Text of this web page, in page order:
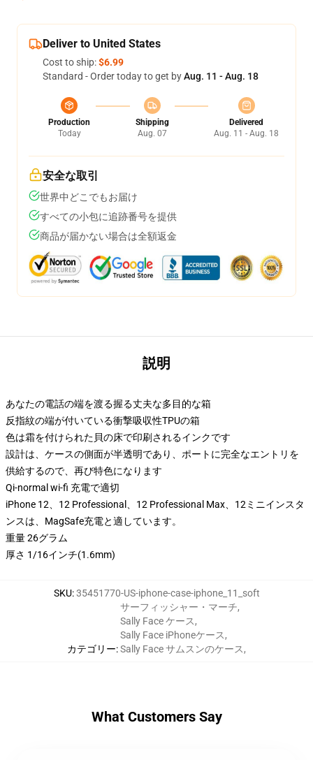
Deliver to United States
Cost to ship:$6.99
Standard - Order today to get byAug. 11 - Aug. 18
Production
Today
Shipping
Aug. 07
Delivered
Aug. 11 - Aug. 18
安全な取引
世界中どこでもお届け
すべての小包に追跡番号を提供
商品が届かない場合は全額返金
説明
あなたの電話の端を渡る握る丈夫な多目的な箱
反指紋の端が付いている衝撃吸収性TPUの箱
色は霜を付けられた貝の床で印刷されるインクです
設計は、ケースの側面が半透明であり、ポートに完全なエントリを
供給するので、再び特色になります
Qi-normal wi-fi 充電で適切
iPhone 12、12 Professional、12 Professional Max、12ミニインスタ
ンスは、MagSafe充電と適しています。
重量 26グラム
厚さ 1/16インチ(1.6mm)
SKU:35451770-US-iphone-case-iphone_11_soft
カテゴリー:
サーフィッシャー・マーチ,
Sally Face ケース,
Sally Face iPhoneケース,
Sally Face サムスンのケース,
What Customers Say